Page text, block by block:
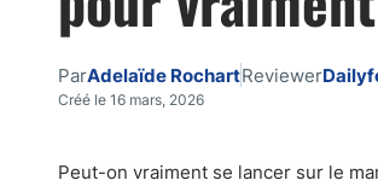
Côte d'Ivoire
Burkina Faso
Belgique
Vantage FX
Eightcap
IFC Markets
Signaux de trading
Matières premières
CAC 40
Réglementation
Score de Confiance
Notre Méthodologie
ParAdelaïde RochartReviewer
Créé le 16 mars, 2026
Peut-on vraiment se lancer sur le